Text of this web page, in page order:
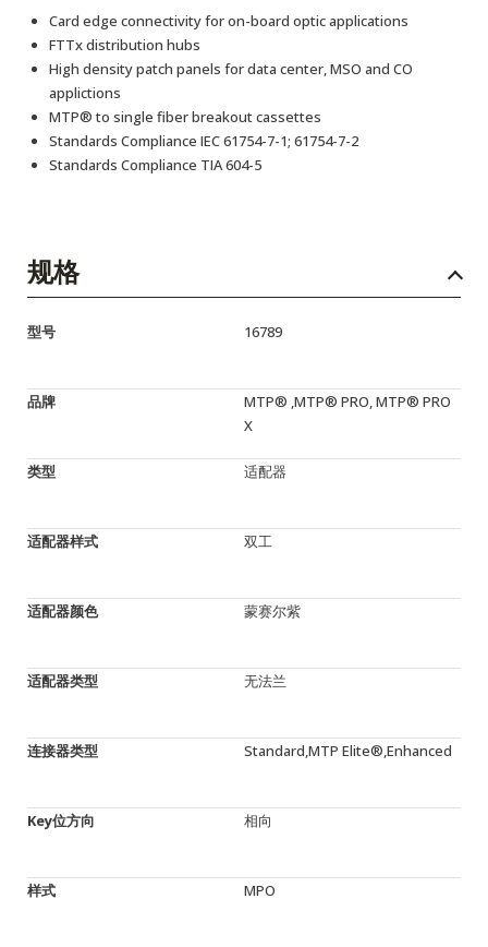
Card edge connectivity for on-board optic applications
FTTx distribution hubs
High density patch panels for data center, MSO and CO
applictions
MTP® to single fiber breakout cassettes
Standards Compliance IEC 61754-7-1; 61754-7-2
Standards Compliance TIA 604-5
规格
型号 16789
品牌
MTP® ,MTP® PRO, MTP® PRO
X
类型 适配器
适配器样式 双工
适配器颜色 蒙赛尔紫
适配器类型 无法兰
连接器类型 Standard,MTP Elite®,Enhanced
Key位方向 相向
样式 MPO